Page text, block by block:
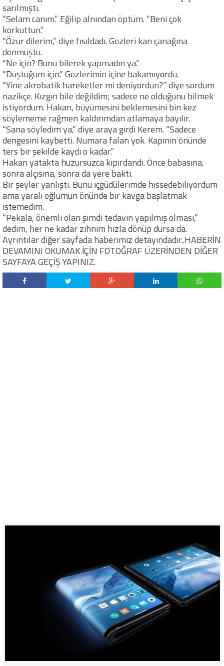
sarılmıştı.
“Selam canım.” Eğilip alnından öptüm. “Beni çok
korkuttun.”
“Özür dilerim,” diye fısıldadı. Gözleri kan çanağına
dönmüştü.
“Ne için? Bunu bilerek yapmadın ya.”
“Düştüğüm için.” Gözlerimin içine bakamıyordu.
“Yine akrobatik hareketler mi deniyordun?” diye sordum
nazikçe. Kızgın bile değildim; sadece ne olduğunu bilmek
istiyordum. Hakan, büyümesini beklemesini bin kez
söylememe rağmen kaldırımdan atlamaya bayılır.
“Sana söyledim ya,” diye araya girdi Kerem. “Sadece
dengesini kaybetti. Numara falan yok. Kapının önünde
ters bir şekilde kaydı o kadar.”
Hakan yatakta huzursuzca kıpırdandı. Önce babasına,
sonra alçısına, sonra da yere baktı.
Bir şeyler yanlıştı. Bunu içgüdülerimde hissedebiliyordum
ama yaralı oğlumun önünde bir kavga başlatmak
istemedim.
“Pekala, önemli olan şimdi tedavin yapılmış olması,”
dedim, her ne kadar zihnim hızla dönüp dursa da.
Ayrıntılar diğer sayfada haberimiz detayındadır..HABERİN
DEVAMINI OKUMAK İÇİN FOTOĞRAF ÜZERİNDEN DİĞER
SAYFAYA GEÇİŞ YAPINIZ.